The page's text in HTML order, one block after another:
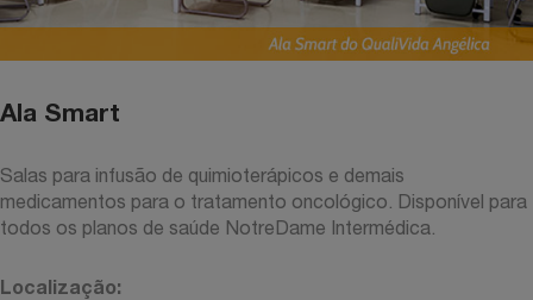
Ala Smart
Salas para infusão de quimioterápicos e demais
medicamentos para o tratamento oncológico. Disponível para
todos os planos de saúde NotreDame Intermédica.
Localização: